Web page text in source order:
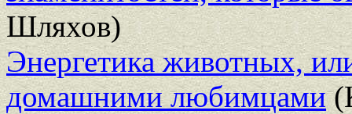
Шляхов)
Энергетика животных,
домашними любимцами